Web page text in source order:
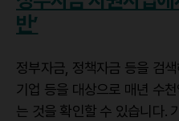
반’
정부자금, 정책자금 등을 검
기업 등을 대상으로 매년 수
는 것을 확인할 수 있습니다.